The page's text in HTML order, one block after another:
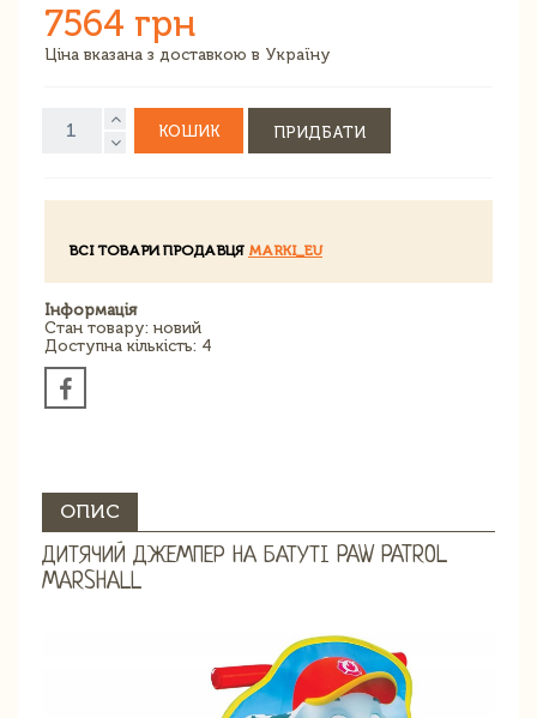
7564 грн
Ціна вказана з доставкою в Україну
КОШИК ПРИДБАТИ
ВСІ ТОВАРИ ПРОДАВЦЯ MARKI_EU
Інформація
Стан товару: новий
Доступна кількість: 4
ОПИС
ДИТЯЧИЙ ДЖЕМПЕР НА БАТУТІ PAW PATROL
MARSHALL